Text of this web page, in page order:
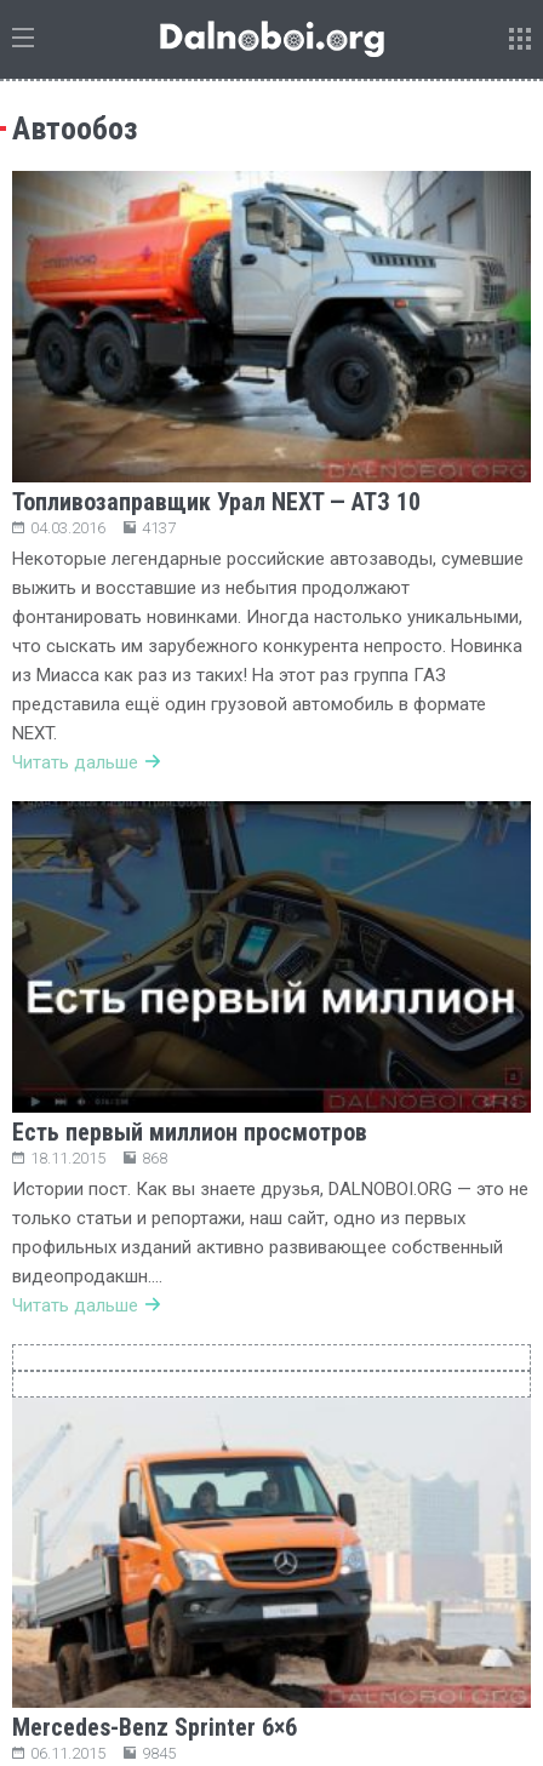
Автообоз
Топливозаправщик Урал NEXT — АТЗ 10
04.03.2016 4137
Некоторые легендарные российские автозаводы, сумевшие
выжить и восставшие из небытия продолжают
фонтанировать новинками. Иногда настолько уникальными,
что сыскать им зарубежного конкурента непросто. Новинка
из Миасса как раз из таких! На этот раз группа ГАЗ
представила ещё один грузовой автомобиль в формате
NEXT.
Читать дальше
Есть первый миллион просмотров
18.11.2015 868
Истории пост. Как вы знаете друзья, DALNOBOI.ORG — это не
только статьи и репортажи, наш сайт, одно из первых
профильных изданий активно развивающее собственный
видеопродакшн….
Читать дальше
Mercedes-Benz Sprinter 6×6
06.11.2015 9845